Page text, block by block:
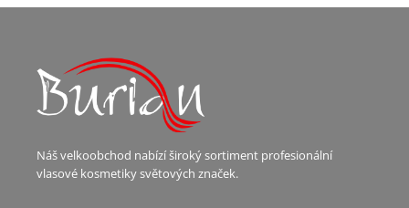
Náš velkoobchod nabízí široký sortiment profesionální
vlasové kosmetiky světových značek.